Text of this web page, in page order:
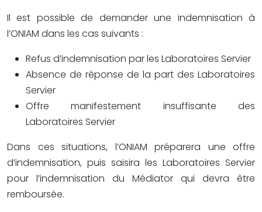
Il est possible de demander une indemnisation à
l’ONIAM dans les cas suivants :
Refus d’indemnisation par les Laboratoires Servier
Absence de réponse de la part des Laboratoires
Servier
Offre manifestement insuffisante des
Laboratoires Servier
Dans ces situations, l’ONIAM préparera une offre
d’indemnisation, puis saisira les Laboratoires Servier
pour l’indemnisation du Médiator qui devra être
remboursée.